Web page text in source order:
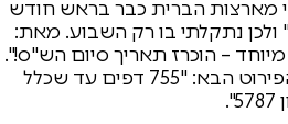
מארצות הברית כבר בראש חודש
ולכן נתקלתי בו רק השבוע. מאת:
– הוכרז תאריך סיום הש"ס!".
היה גם לוגו יפה ומעוצב של המילים The Siyum. ובפנים הופיע באנגלית הפירוט הבא: "755 דפים עד שכלל